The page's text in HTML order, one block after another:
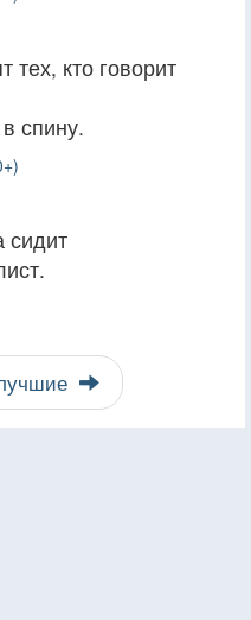
тех, кто говорит
спину.
сидит